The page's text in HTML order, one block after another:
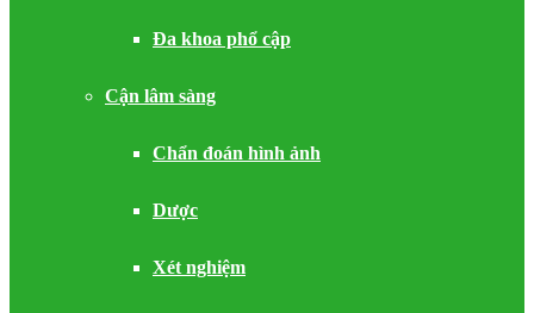
Đa khoa phổ cập
Cận lâm sàng
Chẩn đoán hình ảnh
Dược
Xét nghiệm